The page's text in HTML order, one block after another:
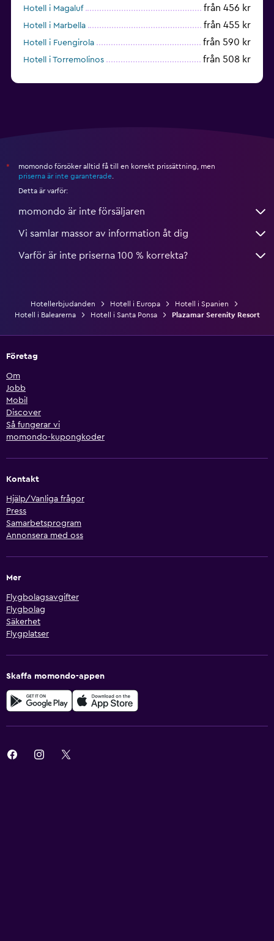
Hotell i Magaluf från 456 kr
Hotell i Marbella från 455 kr
Hotell i Fuengirola från 590 kr
Hotell i Torremolinos från 508 kr
*
momondo försöker alltid få till en korrekt prissättning, men
priserna är inte garanterade
Detta är varför:
momondo är inte försäljaren
Vi samlar massor av information åt dig
Varför är inte priserna 100 % korrekta?
Hotellerbjudanden Hotell i Europa
Hotell i Spanien
Hotell i Balearerna
Hotell i Santa Ponsa Plazamar Serenity Resort
Företag
Om
Jobb
Mobil
Discover
Så fungerar vi
momondo-kupongkoder
Kontakt
Hjälp/Vanliga frågor
Press
Samarbetsprogram
Annonsera med oss
Mer
Flygbolagsavgifter
Flygbolag
Säkerhet
Flygplatser
Skaffa momondo-appen